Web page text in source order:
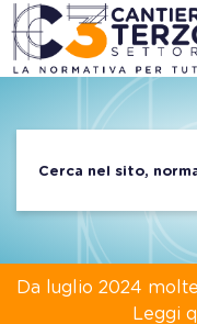
Da luglio 2024
Leggi